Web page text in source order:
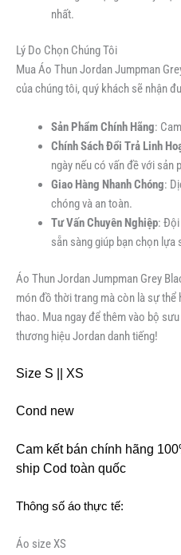
nhất.
Lý Do Chọn Chúng Tôi
Mua Áo Thun Jordan Jumpman
của chúng tôi, quý khách sẽ nhận
Sản Phẩm Chính Hãng:
Chính Sách Đổi Trả Linh
ngày nếu có vấn đề với sản
Giao Hàng Nhanh Chóng:
chóng và an toàn.
Tư Vấn Chuyên Nghiệp: Đội
sẵn sàng giúp bạn chọn lựa
Áo Thun Jordan Jumpman Grey
món đồ thời trang mà còn là sự thể
thao. Mua ngay để thêm vào bộ
thương hiệu Jordan danh tiếng!
Size S || XS
Cond new
Cam kết bán chính hãng
ship Cod toàn quốc
Thông số áo thực tế:
Áo size XS